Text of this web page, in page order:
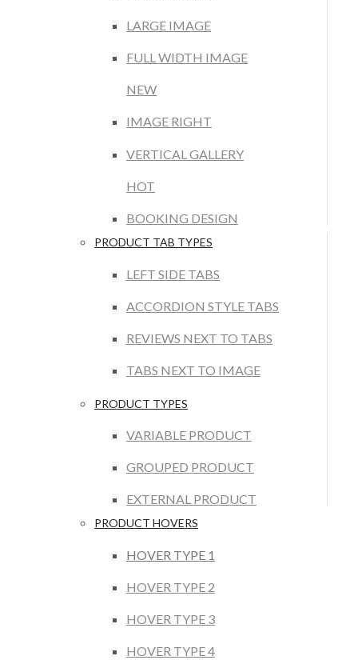
LARGE IMAGE
FULL WIDTH IMAGE
NEW
IMAGE RIGHT
VERTICAL GALLERY
HOT
BOOKING DESIGN
PRODUCT TAB TYPES
LEFT SIDE TABS
ACCORDION STYLE TABS
REVIEWS NEXT TO TABS
TABS NEXT TO IMAGE
PRODUCT TYPES
VARIABLE PRODUCT
GROUPED PRODUCT
EXTERNAL PRODUCT
PRODUCT HOVERS
HOVER TYPE 1
HOVER TYPE 2
HOVER TYPE 3
HOVER TYPE 4